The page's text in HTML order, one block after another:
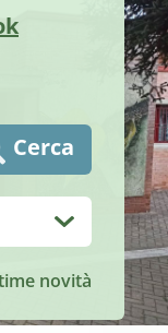
Cerca
novità